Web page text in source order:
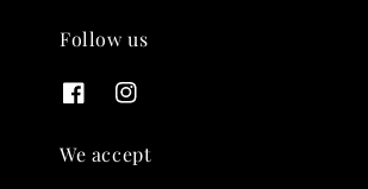
THT 九週年紀念 T-shirt
NT$ 880
Follow us
We accept